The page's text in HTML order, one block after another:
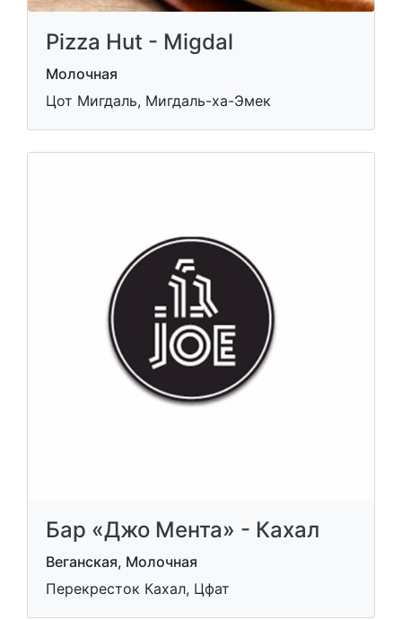
Pizza Hut - Migdal
Молочная
Цот Мигдаль, Мигдаль-ха-Эмек
Бар «Джо Мента» - Кахал
Веганская, Молочная
Перекресток Кахал, Цфат